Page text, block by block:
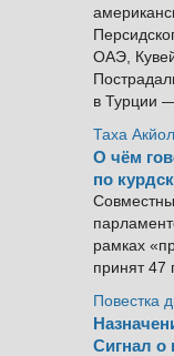
ОАЭ,
в Турции
Таха Акйол
О чём
по
рамках
принят
Повестка
Сигнал о